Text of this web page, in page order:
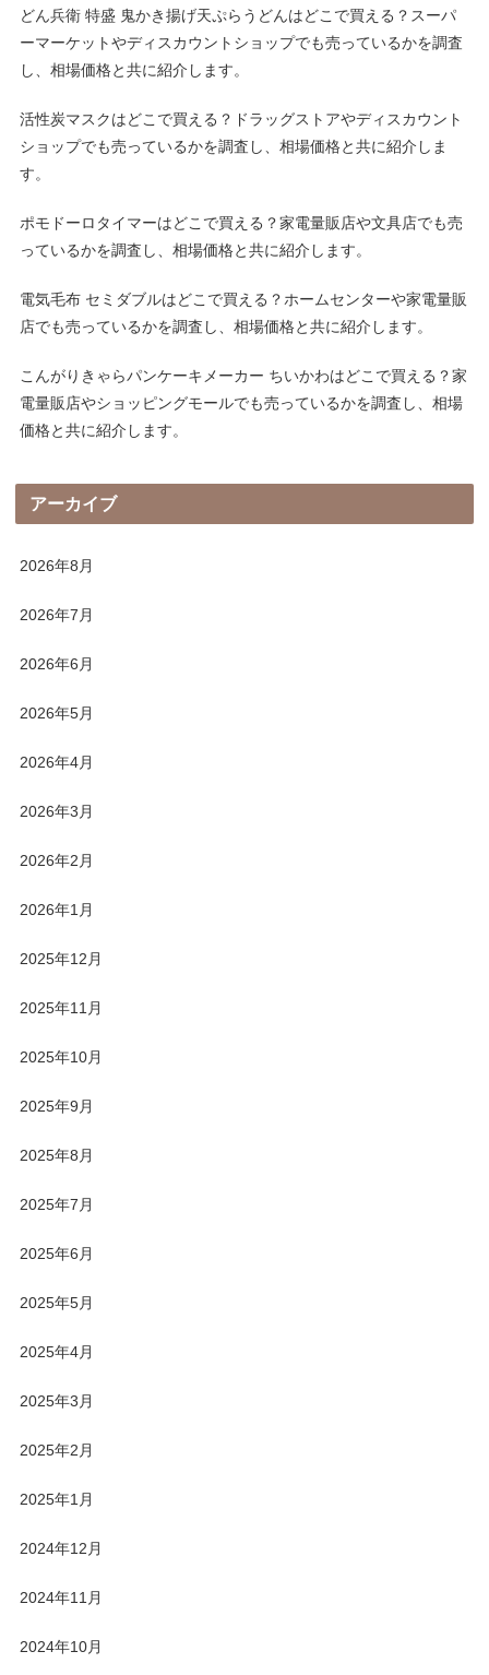
どん兵衛 特盛 鬼かき揚げ天ぷらうどんはどこで買える？スーパ
ーマーケットやディスカウントショップでも売っているかを調査
し、相場価格と共に紹介します。
活性炭マスクはどこで買える？ドラッグストアやディスカウント
ショップでも売っているかを調査し、相場価格と共に紹介しま
す。
ポモドーロタイマーはどこで買える？家電量販店や文具店でも売
っているかを調査し、相場価格と共に紹介します。
電気毛布 セミダブルはどこで買える？ホームセンターや家電量販
店でも売っているかを調査し、相場価格と共に紹介します。
こんがりきゃらパンケーキメーカー ちいかわはどこで買える？家
電量販店やショッピングモールでも売っているかを調査し、相場
価格と共に紹介します。
アーカイブ
2026年8月
2026年7月
2026年6月
2026年5月
2026年4月
2026年3月
2026年2月
2026年1月
2025年12月
2025年11月
2025年10月
2025年9月
2025年8月
2025年7月
2025年6月
2025年5月
2025年4月
2025年3月
2025年2月
2025年1月
2024年12月
2024年11月
2024年10月